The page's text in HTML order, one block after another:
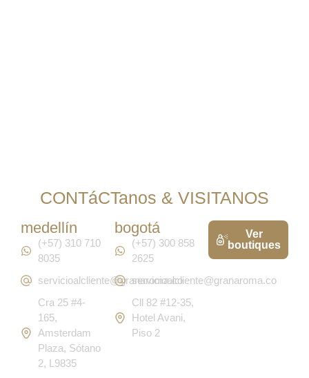
CONTáCTanos & VISITANOS
medellín
(+57) 310 710
8035
servicioalcliente@granaroma.co
Cra 25 #4-
165,
Amsterdam
Plaza, Sótano
2, L9835
bogotá
(+57) 300 858
2625
servicioalcliente@granaroma.co
Cll 82 #12-35,
Hotel Avani,
Piso 2
Ver
boutiques